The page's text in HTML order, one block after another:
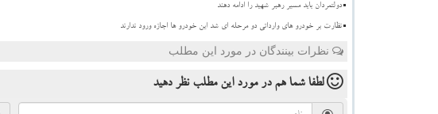
دولتمردان باید مسیر رهبر شهید را ادامه دهند
نظارت بر خودرو های وارداتی دو مرحله ای شد این خودرو ها اجازه ورود ندارند
نظرات بینندگان در مورد این مطلب
لطفا شما همدر مورد این مطلب نظر دهید